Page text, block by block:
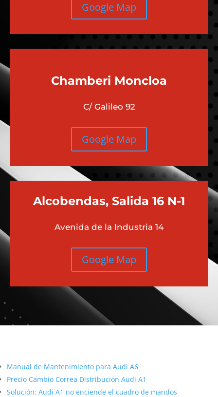
Google Map
Chamberi Moncloa
C/ Galileo 92
Google Map
Alcobendas, Salida 16 N-1
Avenida de la Industria 14
Google Map
Manual de Mantenimiento para Audi A6
Precio Cambio Correa Distribución Audi A1
Solución: Audi A1 no enciende el cuadro de mandos